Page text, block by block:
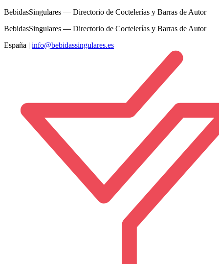
BebidasSingulares — Directorio de Coctelerías y Barras de Autor
BebidasSingulares — Directorio de Coctelerías y Barras de Autor
España | info@bebidassingulares.es